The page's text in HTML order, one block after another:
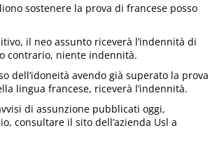
sostenere la prova di francese posso
il neo assunto riceverà l’indennità di
contrario, niente indennità.
dell’idoneità avendo già superato la prova
lingua francese, riceverà l’indennità.
di assunzione pubblicati oggi,
consultare il sito dell’azienda Usl a